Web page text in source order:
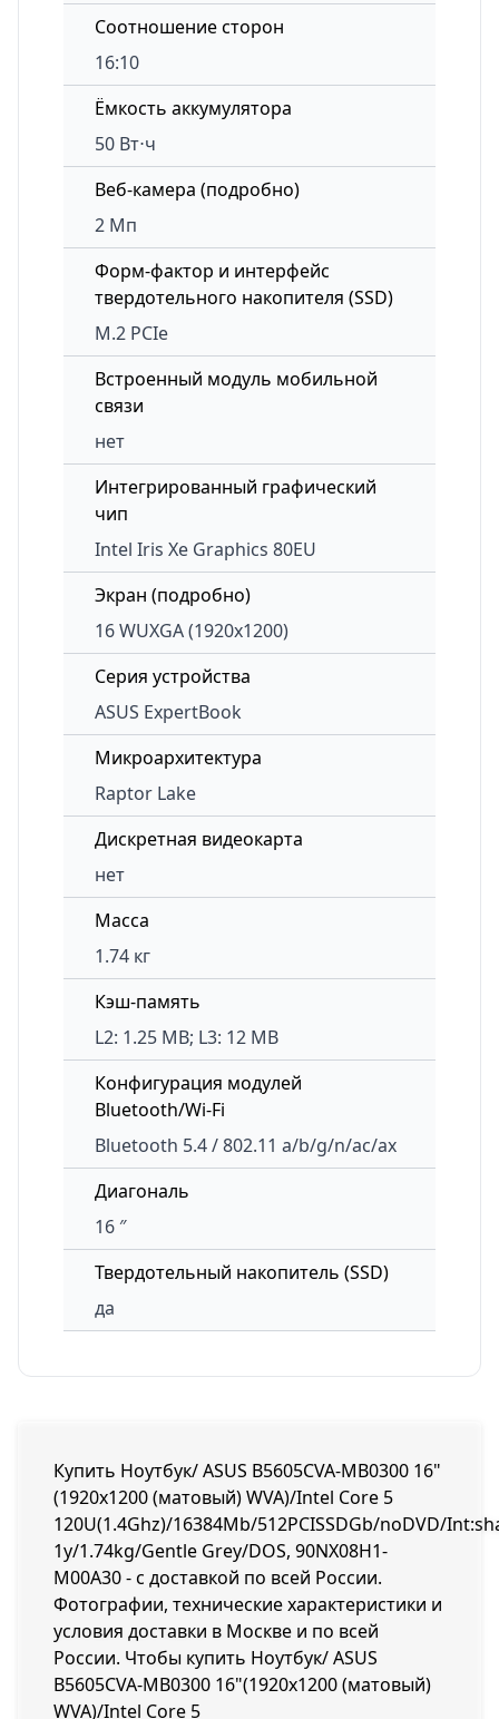
Соотношение сторон
16:10
Ёмкость аккумулятора
50 Вт⋅ч
Веб-камера (подробно)
2 Мп
Форм-фактор и интерфейс
твердотельного накопителя (SSD)
M.2 PCIe
Встроенный модуль мобильной
связи
нет
Интегрированный графический
чип
Intel Iris Xe Graphics 80EU
Экран (подробно)
16 WUXGA (1920x1200)
Серия устройства
ASUS ExpertBook
Микроархитектура
Raptor Lake
Дискретная видеокарта
нет
Масса
1.74 кг
Кэш-память
L2: 1.25 MB; L3: 12 MB
Конфигурация модулей
Bluetooth/Wi-Fi
Bluetooth 5.4 / 802.11 a/b/g/n/ac/ax
Диагональ
16 ″
Твердотельный накопитель (SSD)
да
Купить Ноутбук/ ASUS B5605CVA-MB0300 16"
(1920x1200 (матовый) WVA)/Intel Core 5
120U(1.4Ghz)/16384Mb/512PCISSDGb/noDVD/
1y/1.74kg/Gentle Grey/DOS, 90NX08H1-
M00A30 - с доставкой по всей России.
Фотографии, технические характеристики и
условия доставки в Москве и по всей
России. Чтобы купить Ноутбук/ ASUS
B5605CVA-MB0300 16"(1920x1200 (матовый)
WVA)/Intel Core 5